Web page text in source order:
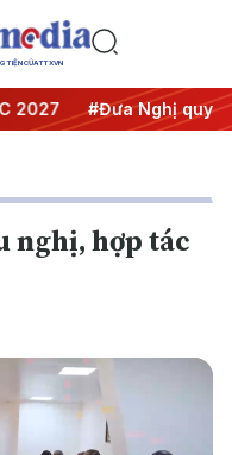
TIỆN CỦA TTXVN
#Đưa Nghị quyết
nghị, hợp tác